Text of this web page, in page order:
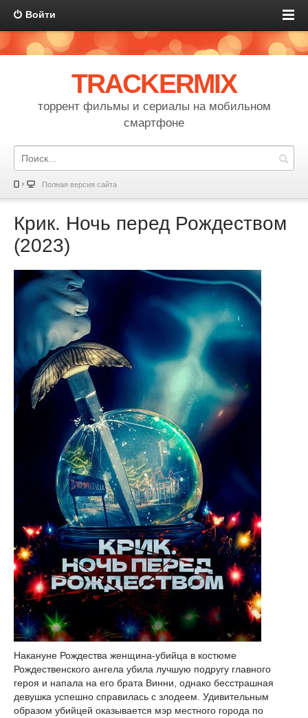
Войти
TRACKERMIX
торрент фильмы и сериалы на мобильном
смартфоне
Полная версия сайта
Крик. Ночь перед Рождеством
(2023)
Накануне Рождества женщина-убийца в костюме
Рождественского ангела убила лучшую подругу главного
героя и напала на его брата Винни, однако бесстрашная
девушка успешно справилась с злодеем. Удивительным
образом убийцей оказывается мэр местного города по